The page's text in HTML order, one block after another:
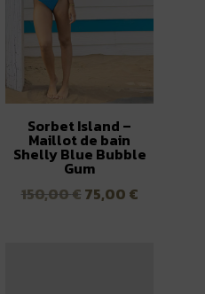
Sorbet Island –
Maillot de bain
Shelly Blue Bubble
Gum
150,00€ Le
75,00 €Le